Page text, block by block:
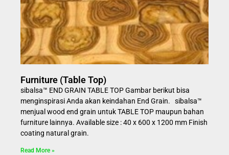
Furniture (Table Top)
sibalsa™ END GRAIN TABLE TOP Gambar berikut bisa
menginspirasi Anda akan keindahan End Grain. sibalsa™
menjual wood end grain untuk TABLE TOP maupun bahan
furniture lainnya. Available size : 40 x 600 x 1200 mm Finish
coating natural grain.
Read More »